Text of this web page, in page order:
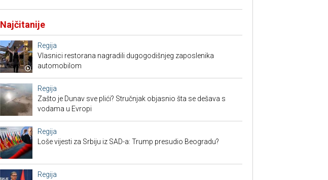
Najčitanije
Regija
Vlasnici restorana nagradili dugogodišnjeg zaposlenika
automobilom
Regija
Zašto je Dunav sve plići? Stručnjak objasnio šta se dešava s
vodama u Evropi
Regija
Loše vijesti za Srbiju iz SAD-a: Trump presudio Beogradu?
Regija